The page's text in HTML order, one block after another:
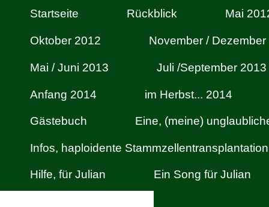
Startseite Rückblick Mai
Oktober 2012 November /
Mai / Juni 2013 Juli /September 2013
Anfang 2014 im Herbst... 2014
Gästebuch Eine, (meine)
Infos, haploidente Stammzellentransplantation
Hilfe, für Julian Ein Song für Julian